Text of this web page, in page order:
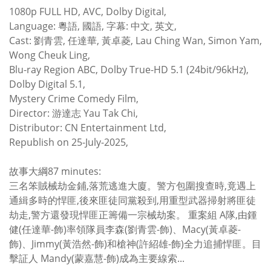
1080p FULL HD, AVC, Dolby Digital,
Language: 粵語, 國語, 字幕: 中文, 英文,
Cast: 劉青雲, 任達華, 黃卓菱, Lau Ching Wan, Simon Yam,
Wong Cheuk Ling,
Blu-ray Region ABC, Dolby True-HD 5.1 (24bit/96kHz),
Dolby Digital 5.1,
Mystery Crime Comedy Film,
Director: 游達志 Yau Tak Chi,
Distributor: CN Entertainment Ltd,
Republish on 25-July-2025,
故事大綱87 minutes:
三名笨賊械劫金鋪,落荒逃進大廈。警方包圍搜查時,竟遇上
通緝多時的悍匪,後來匪徒同黨殺到,用重型武器掃射將匪徒
劫走,警方還發現悍匪正籌備一宗械劫案。 重案組 A隊,由鍾
健(任達華-飾)率領隊員李森(劉青雲-飾)、Macy(黃卓菱-
飾)、Jimmy(黃浩然-飾)和槍神(許紹雄-飾)全力追捕悍匪。目
擊証人 Mandy(蒙嘉慧-飾)成為主要線索...